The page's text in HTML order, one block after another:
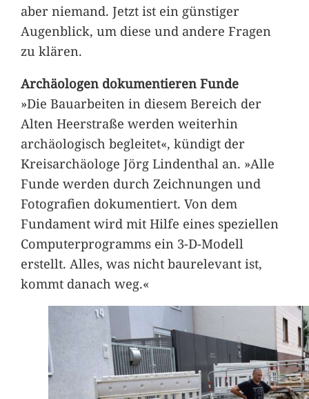
aber niemand. Jetzt ist ein günstiger
Augenblick, um diese und andere Fragen
zu klären.
Archäologen dokumentieren Funde
»Die Bauarbeiten in diesem Bereich der
Alten Heerstraße werden weiterhin
archäologisch begleitet«, kündigt der
Kreisarchäologe Jörg Lindenthal an. »Alle
Funde werden durch Zeichnungen und
Fotografien dokumentiert. Von dem
Fundament wird mit Hilfe eines speziellen
Computerprogramms ein 3-D-Modell
erstellt. Alles, was nicht baurelevant ist,
kommt danach weg.«